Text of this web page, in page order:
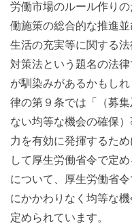
労働市場のルール作り
働施策の総合的な推進
生活の充実等に関する
対策法という題名の法
が馴染みがあるかもし
律の第９条では「（募
ない均等な機会の確保
力を有効に発揮するた
して厚生労働省令で定
について、厚生労働省
にかかわりなく均等な
定められています。